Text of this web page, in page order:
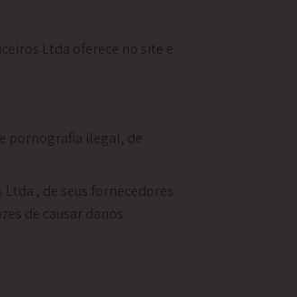
Ltda oferece no site e
pornografia ilegal, de
, de seus fornecedores
de causar danos